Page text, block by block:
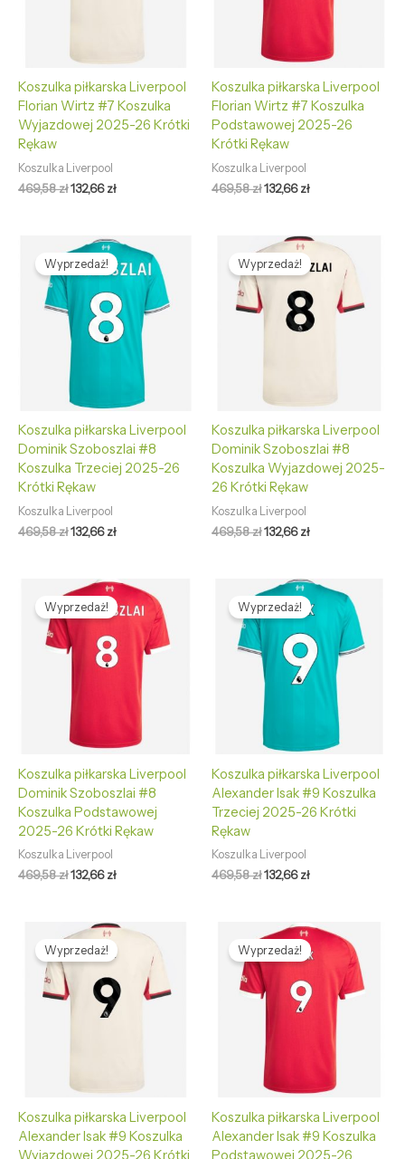
Koszulka piłkarska Liverpool
Florian Wirtz #7 Koszulka
Wyjazdowej 2025-26 Krótki
Rękaw
Koszulka Liverpool
469,58zł132,66zł
Koszulka piłkarska Liverpool
Florian Wirtz #7 Koszulka
Podstawowej 2025-26
Krótki Rękaw
Koszulka Liverpool
469,58zł132,66zł
Wyprzedaż!
Koszulka piłkarska Liverpool
Dominik Szoboszlai #8
Koszulka Trzeciej 2025-26
Krótki Rękaw
Koszulka Liverpool
469,58zł
Pierwotna
cena
wynosiła:
132,66zł
Aktualna
cena
wynosi:
132,66 zł.
Wyprzedaż!
Koszulka piłkarska Liverpool
Dominik Szoboszlai #8
Koszulka Wyjazdowej 2025-
26 Krótki Rękaw
Koszulka Liverpool
469,58zł
Pierwotna
cena
wynosiła:
469,58 zł.
132,66zł
Aktualna
cena
wynosi:
132,66 zł.
Wyprzedaż!
Koszulka piłkarska Liverpool
Dominik Szoboszlai #8
Koszulka Podstawowej
2025-26 Krótki Rękaw
Koszulka Liverpool
469,58zł
Pierwotna
cena
wynosiła:
469,58 zł.
132,66zł
Aktualna
cena
wynosi:
132,66 zł.
Wyprzedaż!
Koszulka piłkarska Liverpool
Alexander Isak #9 Koszulka
Trzeciej 2025-26 Krótki
Rękaw
Koszulka Liverpool
469,58zł
Pierwotna
cena
wynosiła:
469,58 zł.
132,66zł
Aktualna
cena
wynosi:
132,66 zł.
Wyprzedaż!
Koszulka piłkarska Liverpool
Alexander Isak #9 Koszulka
Wyjazdowej 2025-26 Krótki
Pierwotna
cena
wynosiła:
469,58 zł.
Aktualna
cena
wynosi:
132,66 zł.
Wyprzedaż!
Koszulka piłkarska Liverpool
Alexander Isak #9 Koszulka
Podstawowej 2025-26
Pierwotna
cena
wynosiła:
469,58 zł.
Aktualna
cena
wynosi:
132,66 zł.